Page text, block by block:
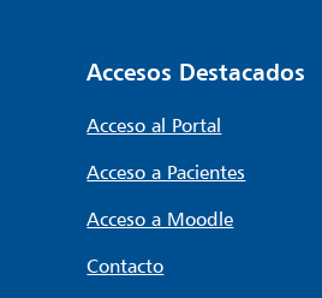
Accesos Destacados
Acceso al Portal
Acceso a Pacientes
Acceso a Moodle
Contacto